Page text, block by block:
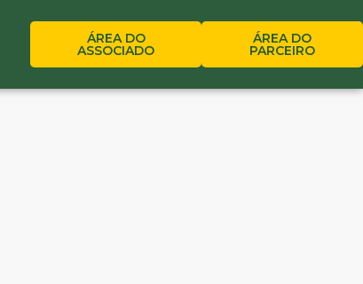
ÁREA DO
ASSOCIADO
ÁREA DO
PARCEIRO